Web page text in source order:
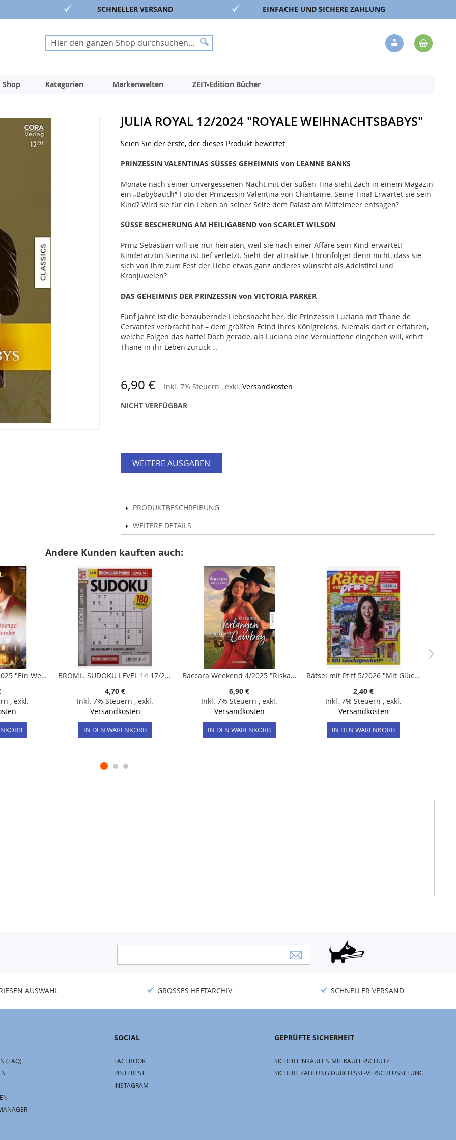
SCHNELLER VERSAND EINFACHE UND SICHERE ZAHLUNG
Suche
Suche
Veränderung
Shop Kategorien Markenwelten ZEIT-Edition Bücher
JULIA ROYAL 12/2024 "ROYALE WEIHNACHTSBABYS"
Seien Sie der erste, der dieses Produkt bewertet
PRINZESSIN VALENTINAS SÜSSES GEHEIMNIS von LEANNE BANKS
Monate nach seiner unvergessenen Nacht mit der süßen Tina sieht Zach in einem Magazin
ein „Babybauch“-Foto der Prinzessin Valentina von Chantaine. Seine Tina! Erwartet sie sein
Kind? Wird sie für ein Leben an seiner Seite dem Palast am Mittelmeer entsagen?
SÜSSE BESCHERUNG AM HEILIGABEND von SCARLET WILSON
Prinz Sebastian will sie nur heiraten, weil sie nach einer Affäre sein Kind erwartet!
Kinderärztin Sienna ist tief verletzt. Sieht der attraktive Thronfolger denn nicht, dass sie
sich von ihm zum Fest der Liebe etwas ganz anderes wünscht als Adelstitel und
Kronjuwelen?
DAS GEHEIMNIS DER PRINZESSIN von VICTORIA PARKER
Fünf Jahre ist die bezaubernde Liebesnacht her, die Prinzessin Luciana mit Thane de
Cervantes verbracht hat – dem größten Feind ihres Königreichs. Niemals darf er erfahren,
welche Folgen das hatte! Doch gerade, als Luciana eine Vernunftehe eingehen will, kehrt
Thane in ihr Leben zurück …
6,90 € Inkl. 7% Steuern , exkl. Versandkosten
NICHT VERFÜGBAR
WEITERE AUSGABEN
PRODUKTBESCHREIBUNG
WEITERE DETAILS
Andere Kunden kauften auch:
Historical Gold 11/2025 "Ein Weihnachtsengel für den Highlander"
, exkl.
BROML. SUDOKU LEVEL 14 17/2026
4,70 €
Inkl. 7% Steuern , exkl.
Versandkosten
IN DEN WARENKORB
Baccara Weekend 4/2025 "Riskantes Verlangen nach dem Cowboy"
6,90 €
Inkl. 7% Steuern , exkl.
Versandkosten
IN DEN WARENKORB
Rätsel mit Pfiff 5/2026 "Mit Glücksgewinn!"
2,40 €
Inkl. 7% Steuern , exkl.
Versandkosten
IN DEN WARENKORB
Newsletter:
AUSWAHL GROSSES HEFTARCHIV SCHNELLER VERSAND
(FAQ)
SOCIAL
FACEBOOK
PINTEREST
INSTAGRAM
GEPRÜFTE SICHERHEIT
SICHER EINKAUFEN MIT KÄUFERSCHUTZ
SICHERE ZAHLUNG DURCH SSL-VERSCHLÜSSELUNG